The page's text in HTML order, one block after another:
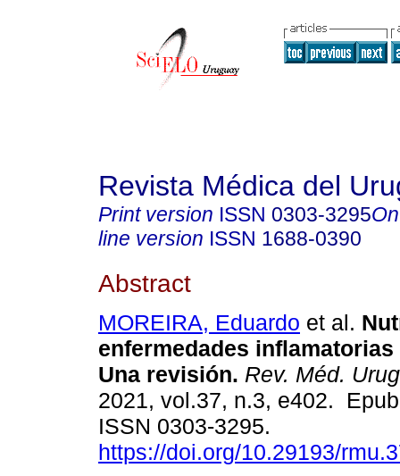
Revista Médica del
Print version ISSN 0303-3295
line version ISSN 1688-0390
Abstract
MOREIRA, Eduardo et al.
enfermedades
Una revisión. Rev. Méd.
2021, vol.37, n.3, e402.
ISSN 0303-3295.
https://doi.org/10.29193/